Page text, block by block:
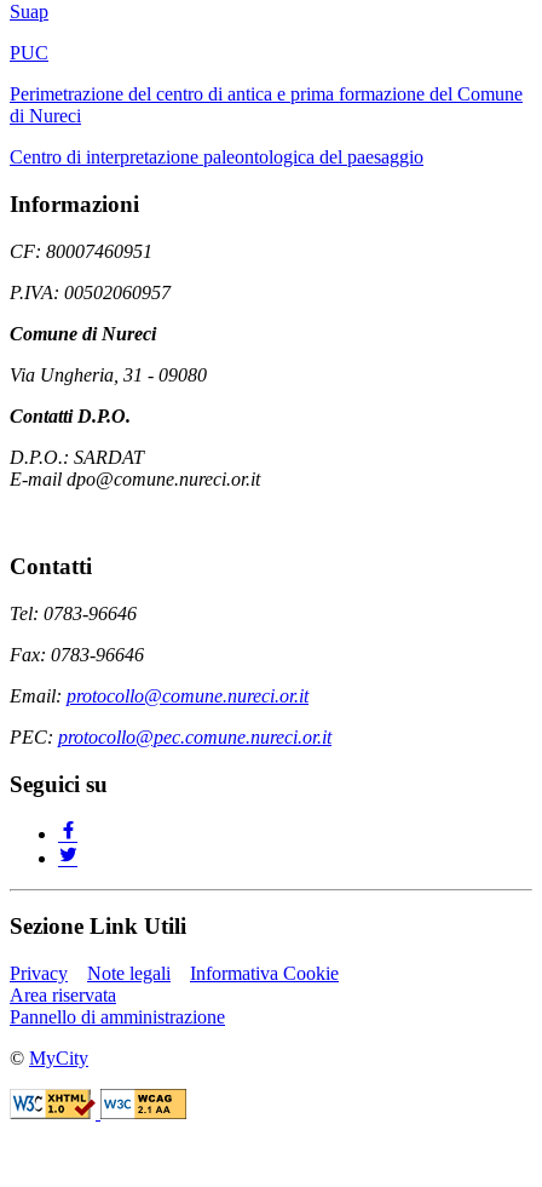
Suap
PUC
Perimetrazione del centro di antica e prima formazione del Comune
di Nureci
Centro di interpretazione paleontologica del paesaggio
Informazioni
CF: 80007460951
P.IVA: 00502060957
Comune di Nureci
Via Ungheria, 31 - 09080
Contatti D.P.O.
D.P.O.: SARDAT
E-mail dpo@comune.nureci.or.it
Contatti
Tel: 0783-96646
Fax: 0783-96646
Email: protocollo@comune.nureci.or.it
PEC: protocollo@pec.comune.nureci.or.it
Seguici su
Sezione Link Utili
Privacy Note legali
Informativa Cookie
Area riservata
Pannello di amministrazione
© MyCity